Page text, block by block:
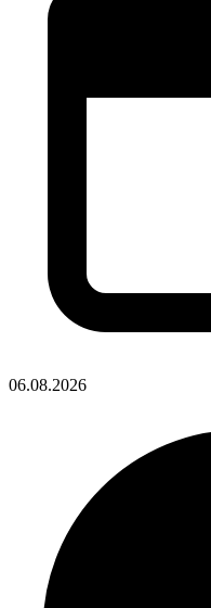
06.08.2026